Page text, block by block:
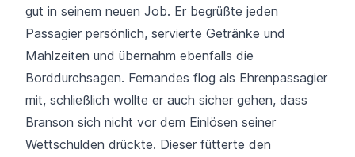
gut in seinem neuen Job. Er begrüßte jeden
Passagier persönlich, servierte Getränke und
Mahlzeiten und übernahm ebenfalls die
Borddurchsagen. Fernandes flog als Ehrenpassagier
mit, schließlich wollte er auch sicher gehen, dass
Branson sich nicht vor dem Einlösen seiner
Wettschulden drückte. Dieser fütterte den